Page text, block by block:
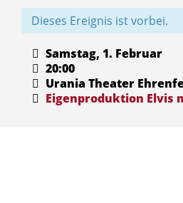
Dieses Ereignis ist vorbei.
Samstag, 1. Februar
20:00
Urania Theater
Eigenproduktion Elvis